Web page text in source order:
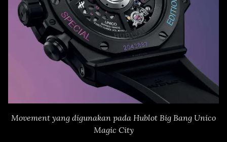
Movement yang digunakan pada Hublot Big Bang Unico
Magic City